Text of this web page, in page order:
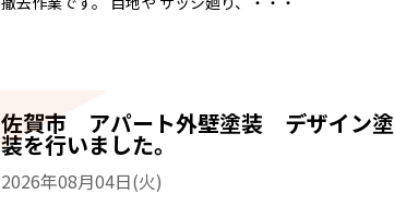
佐賀市 アパート外壁塗装 デザイン塗
装を行いました。
2026年08月04日(火)